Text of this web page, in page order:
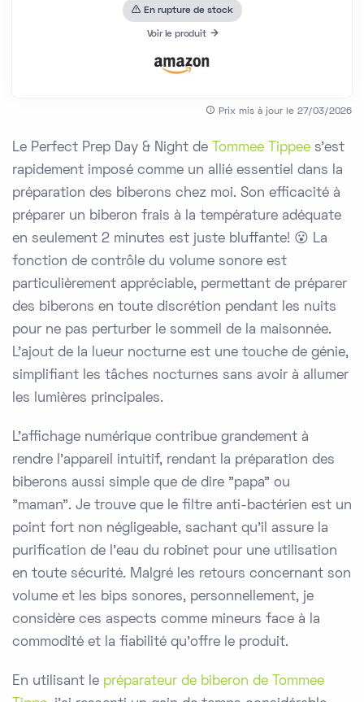
En rupture de stock
Voir le produit
Prix mis à jour le 27/03/2026
Le Perfect Prep Day & Night de Tommee Tippee s'est
rapidement imposé comme un allié essentiel dans la
préparation des biberons chez moi. Son efficacité à
préparer un biberon frais à la température adéquate
en seulement 2 minutes est juste bluffante! 😮 La
fonction de contrôle du volume sonore est
particulièrement appréciable, permettant de préparer
des biberons en toute discrétion pendant les nuits
pour ne pas perturber le sommeil de la maisonnée.
L'ajout de la lueur nocturne est une touche de génie,
simplifiant les tâches nocturnes sans avoir à allumer
les lumières principales.
L'affichage numérique contribue grandement à
rendre l'appareil intuitif, rendant la préparation des
biberons aussi simple que de dire "papa" ou
"maman". Je trouve que le filtre anti-bactérien est un
point fort non négligeable, sachant qu'il assure la
purification de l'eau du robinet pour une utilisation
en toute sécurité. Malgré les retours concernant son
volume et les bips sonores, personnellement, je
considère ces aspects comme mineurs face à la
commodité et la fiabilité qu'offre le produit.
En utilisant le préparateur de biberon de Tommee